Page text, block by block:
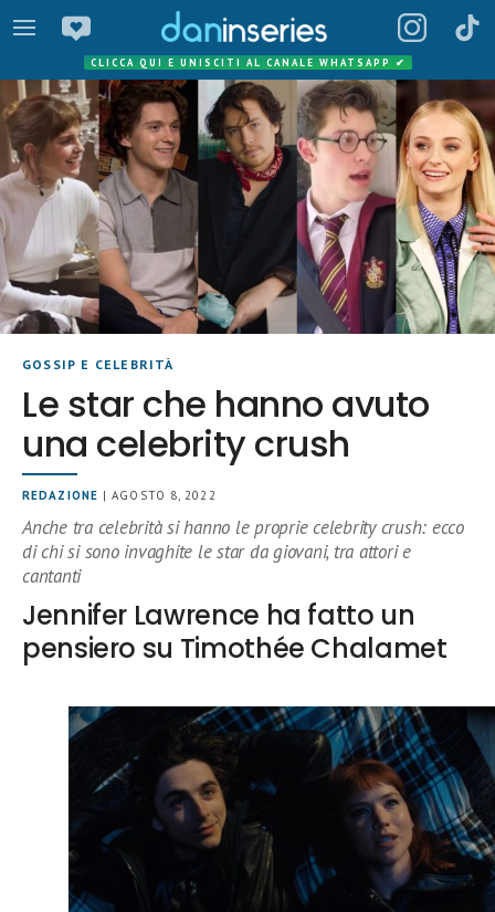
CLICCA QUI E UNISCITI AL CANALE WHATSAPP ✔
GOSSIP E CELEBRITÀ
Le star che hanno avuto
una celebrity crush
REDAZIONE | AGOSTO 8, 2022
Anche tra celebrità si hanno le proprie celebrity crush: ecco
di chi si sono invaghite le star da giovani, tra attori e
cantanti
Jennifer Lawrence ha fatto un
pensiero su Timothée Chalamet